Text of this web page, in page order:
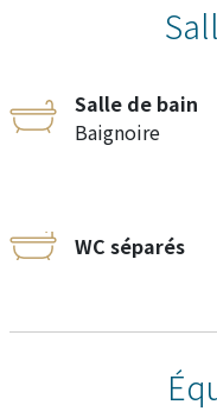
Salle de bain
Baignoire
WC séparés